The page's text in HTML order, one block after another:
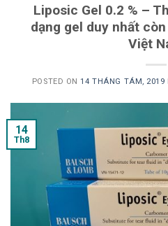
Liposic Gel 0.2 % –
dạng gel duy nhất
Việt
POSTED ON14 THÁNG TÁM, 2019
14
Th8